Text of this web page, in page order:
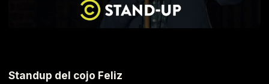
Standup del cojo Feliz